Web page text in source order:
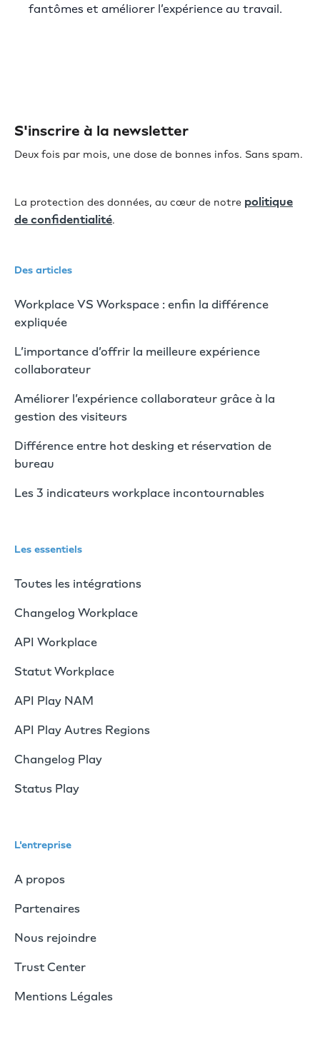
fantômes et améliorer l’expérience au travail.
S'inscrire à la newsletter
Deux fois par mois, une dose de bonnes infos. Sans spam.
La protection des données, au cœur de notre politique
de confidentialité.
Des articles
Workplace VS Workspace : enfin la différence
expliquée
L’importance d’offrir la meilleure expérience
collaborateur
Améliorer l’expérience collaborateur grâce à la
gestion des visiteurs
Différence entre hot desking et réservation de
bureau
Les 3 indicateurs workplace incontournables
Les essentiels
Toutes les intégrations
Changelog Workplace
API Workplace
Statut Workplace
API Play NAM
API Play Autres Regions
Changelog Play
Status Play
L'entreprise
A propos
Partenaires
Nous rejoindre
Trust Center
Mentions Légales